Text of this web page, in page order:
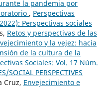
la pandemia por
, Perspectivas
Perspectivas sociales
Retos y perspectivas de las
y la vejez: hacia
de la cultura de la
Sociales: Vol. 17 Núm.
SOCIAL PERSPECTIVES
Cruz, Envejecimiento e